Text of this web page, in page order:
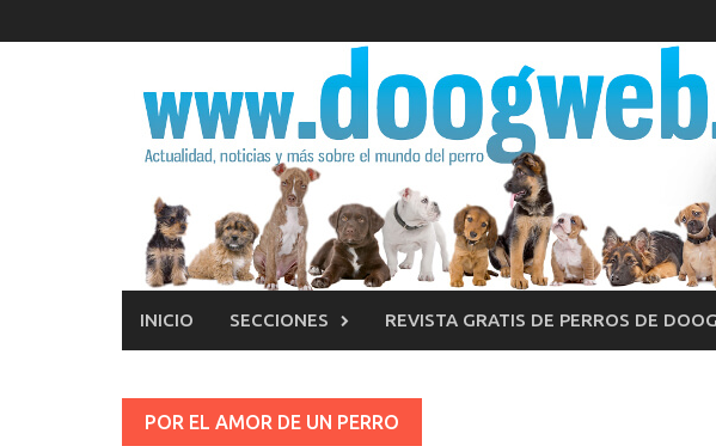
al
INICIO SECCIONES REVISTA GRATIS DE PERROS DE
POR EL AMOR DE UN PERRO